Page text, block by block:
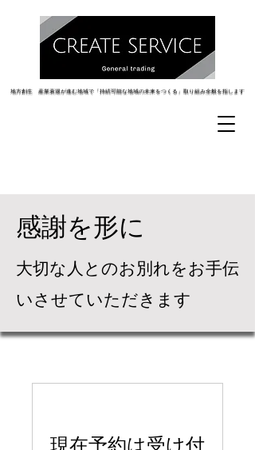
​感謝を形に
​大切な人とのお別れをお手伝
いさせていただきます
地方創生 産業衰退が進む地域で「持続可能な地域の未来をつくる」取り組み全般を指します
地方創生 産業衰退が進む地域で「持続可能な地域の未来をつくる」取り組み全般を指します
現在予約は受け付